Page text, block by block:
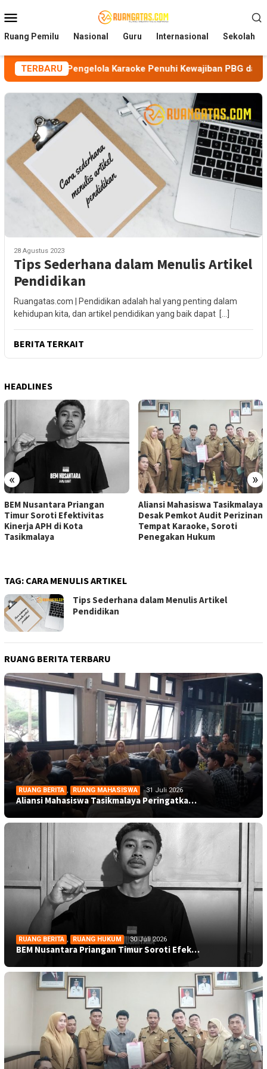
ke
kontenMobile
Ruang Pemilu Nasional Guru Internasional Sekolah
TERBARU
Pengelola Karaoke Penuhi Kewajiban PBG dan SLF
28 Agustus 2023
Tips Sederhana dalam Menulis Artikel
Pendidikan
Ruangatas.com | Pendidikan adalah hal yang penting dalam
kehidupan kita, dan artikel pendidikan yang baik dapat […]
BERITA TERKAIT
HEADLINES
« »
BEM Nusantara Priangan
Timur Soroti Efektivitas
Kinerja APH di Kota
Tasikmalaya
Aliansi Mahasiswa Tasikmalaya
Desak Pemkot Audit Perizinan
Tempat Karaoke, Soroti
Penegakan Hukum
TAG: CARA MENULIS ARTIKEL
Tips Sederhana dalam Menulis Artikel
Pendidikan
RUANG BERITA TERBARU
RUANG BERITA RUANG MAHASISWA 31 Juli 2026
Aliansi Mahasiswa Tasikmalaya Peringatka…
RUANG BERITA , RUANG HUKUM 30 Juli 2026
BEM Nusantara Priangan Timur Soroti Efek…